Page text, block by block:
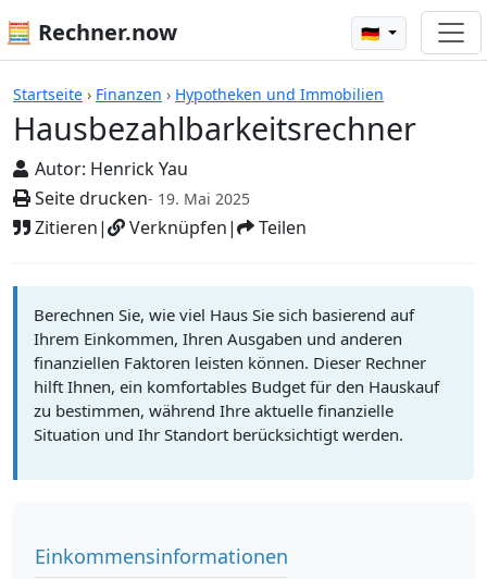
🧮 Rechner.now 🇩🇪
Startseite › Finanzen › Hypotheken und Immobilien
Hausbezahlbarkeitsrechner
Autor: Henrick Yau
Seite drucken- 19. Mai 2025
Zitieren| Verknüpfen| Teilen
Rechner
Berechnen Sie, wie viel Haus Sie sich basierend auf
Ihrem Einkommen, Ihren Ausgaben und anderen
finanziellen Faktoren leisten können. Dieser Rechner
hilft Ihnen, ein komfortables Budget für den Hauskauf
zu bestimmen, während Ihre aktuelle finanzielle
Situation und Ihr Standort berücksichtigt werden.
Einkommensinformationen